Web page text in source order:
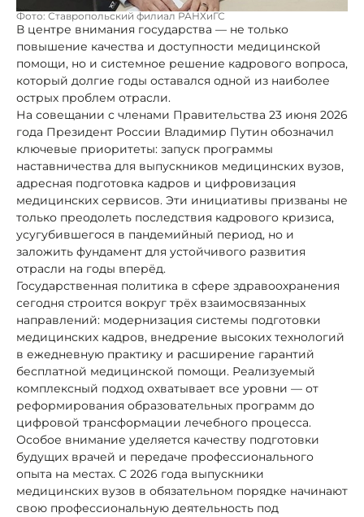
Фото: Ставропольский филиал РАНХиГС
В центре внимания государства — не только
повышение качества и доступности медицинской
помощи, но и системное решение кадрового вопроса,
который долгие годы оставался одной из наиболее
острых проблем отрасли.
На совещании с членами Правительства 23 июня 2026
года Президент России Владимир Путин обозначил
ключевые приоритеты: запуск программы
наставничества для выпускников медицинских вузов,
адресная подготовка кадров и цифровизация
медицинских сервисов. Эти инициативы призваны не
только преодолеть последствия кадрового кризиса,
усугубившегося в пандемийный период, но и
заложить фундамент для устойчивого развития
отрасли на годы вперёд.
Государственная политика в сфере здравоохранения
сегодня строится вокруг трёх взаимосвязанных
направлений: модернизация системы подготовки
медицинских кадров, внедрение высоких технологий
в ежедневную практику и расширение гарантий
бесплатной медицинской помощи. Реализуемый
комплексный подход охватывает все уровни — от
реформирования образовательных программ до
цифровой трансформации лечебного процесса.
Особое внимание уделяется качеству подготовки
будущих врачей и передаче профессионального
опыта на местах. С 2026 года выпускники
медицинских вузов в обязательном порядке начинают
свою профессиональную деятельность под